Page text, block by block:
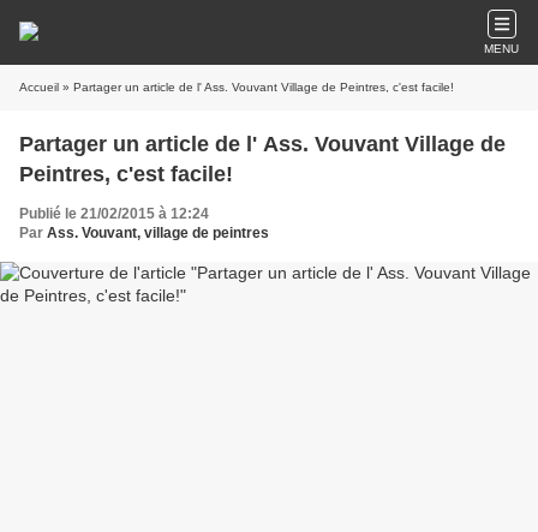
MENU
Accueil » Partager un article de l' Ass. Vouvant Village de Peintres, c'est facile!
Partager un article de l' Ass. Vouvant Village de
Peintres, c'est facile!
Publié le 21/02/2015 à 12:24
Par Ass. Vouvant, village de peintres